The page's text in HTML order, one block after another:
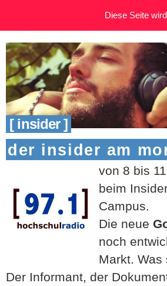
[ insider ]
der insider am
von 8 bis
beim
Campus.
Die neue
noch
Markt.
Der Informant, der
Diese Seite